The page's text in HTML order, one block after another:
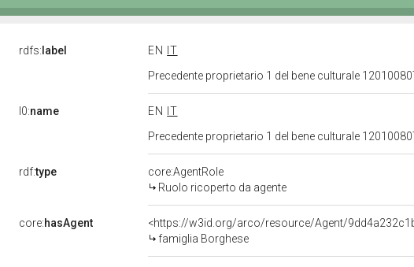
rdfs: label EN
IT
Precedente proprietario 1 del bene culturale
l0:name EN
IT
Precedente proprietario 1 del bene culturale
rdf:type
core:AgentRole
Ruolo ricoperto da agente
core:hasAgent
<https://w3id.org/arco/resource/Agent/
famiglia Borghese